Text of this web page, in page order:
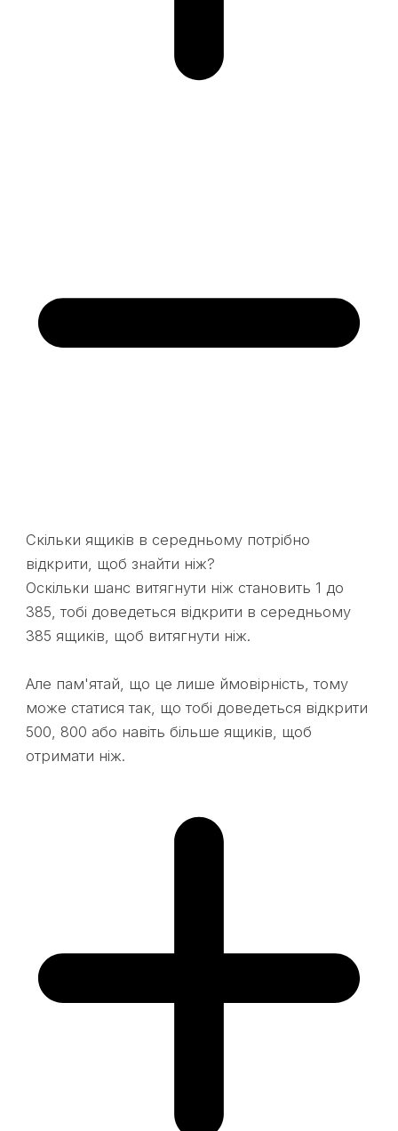
Скільки ящиків в середньому потрібно
відкрити, щоб знайти ніж?
Оскільки шанс витягнути ніж становить 1 до
385, тобі доведеться відкрити в середньому
385 ящиків, щоб витягнути ніж.
Але пам'ятай, що це лише ймовірність, тому
може статися так, що тобі доведеться відкрити
500, 800 або навіть більше ящиків, щоб
отримати ніж.